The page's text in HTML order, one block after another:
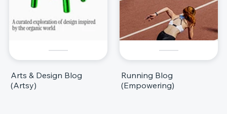
Arts & Design Blog
(Artsy)
Running Blog
(Empowering)